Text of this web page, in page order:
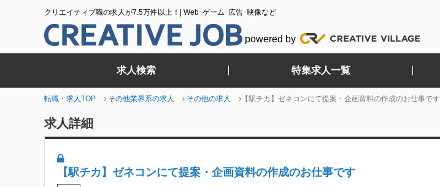
クリエイティブ職の求人が7.5万件以上！| Web･ゲーム･広告･映像など
powered by
求人検索 特集求人一覧
転職・求人TOP その他業界系の求人 その他の求人 【駅チカ】ゼネコンにて提案・企画資料の作成のお仕事です
求人詳細
【駅チカ】ゼネコンにて提案・企画資料の作成のお仕事です